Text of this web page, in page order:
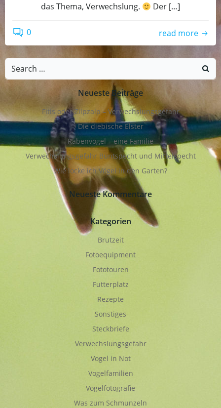
das Thema, Verwechslung.
Der […]
0 read more
Search
for:
Neueste Beiträge
Fitis oder Zilpzalp – Verwechslungsgefahr
Die diebische Elster
Rabenvögel – eine Familie
Verwechslungsgefahr Buntspecht und Mittelspecht
Wie locke ich Vögel in den Garten?
Neueste Kommentare
Kategorien
Brutzeit
Fotoequipment
Fototouren
Futterplatz
Rezepte
Sonstiges
Steckbriefe
Verwechslungsgefahr
Vogel in Not
Vogelfamilien
Vogelfotografie
Was zum Schmunzeln